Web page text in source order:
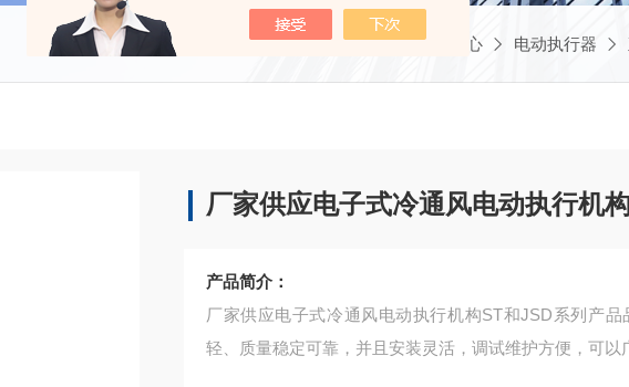
当前位置：首页 产品中心 电动执行器
厂家供应电子式冷通风电动执行机构
产品简介：
厂家供应电子式冷通风电动执行机构ST和JSD系列产
轻、质量稳定可靠，并且安装灵活，调试维护方便，可以